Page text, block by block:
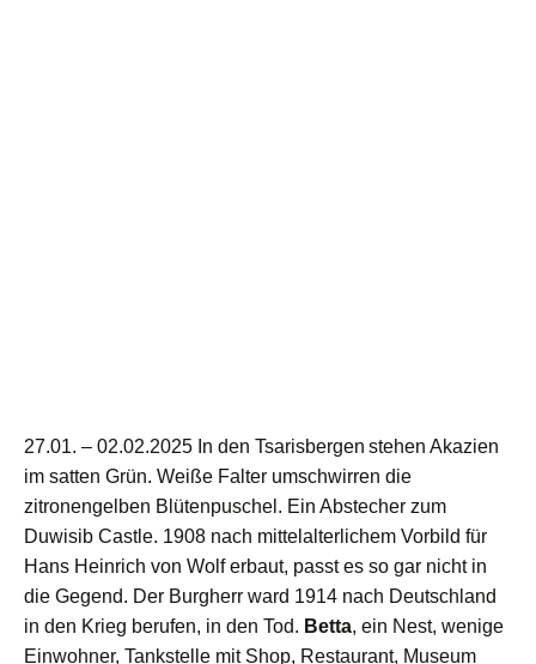
27.01. – 02.02.2025 In den Tsarisbergen stehen Akazien
im satten Grün. Weiße Falter umschwirren die
zitronengelben Blütenpuschel. Ein Abstecher zum
Duwisib Castle. 1908 nach mittelalterlichem Vorbild für
Hans Heinrich von Wolferbaut, passt es so gar nicht in
die Gegend. Der Burgherr ward 1914 nach Deutschland
in den Krieg berufen, in den Tod. Betta, ein Nest, wenige
Einwohner, Tankstelle mit Shop, Restaurant, Museum